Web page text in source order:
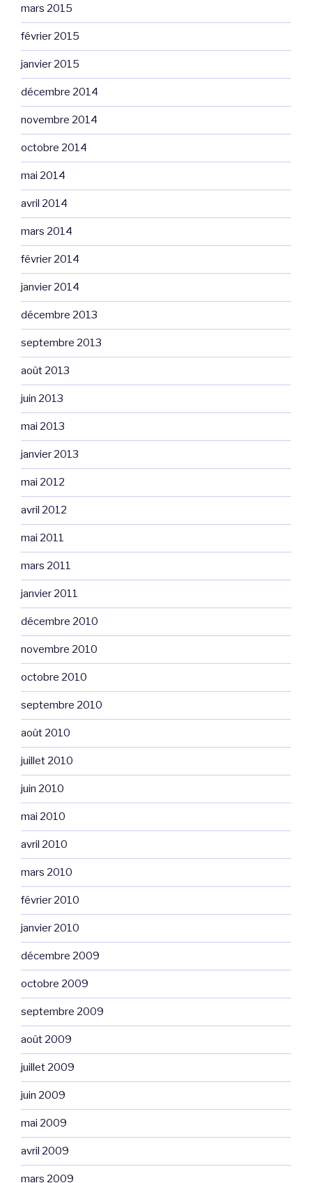
mars 2015
février 2015
janvier 2015
décembre 2014
novembre 2014
octobre 2014
mai 2014
avril 2014
mars 2014
février 2014
janvier 2014
décembre 2013
septembre 2013
août 2013
juin 2013
mai 2013
janvier 2013
mai 2012
avril 2012
mai 2011
mars 2011
janvier 2011
décembre 2010
novembre 2010
octobre 2010
septembre 2010
août 2010
juillet 2010
juin 2010
mai 2010
avril 2010
mars 2010
février 2010
janvier 2010
décembre 2009
octobre 2009
septembre 2009
août 2009
juillet 2009
juin 2009
mai 2009
avril 2009
mars 2009